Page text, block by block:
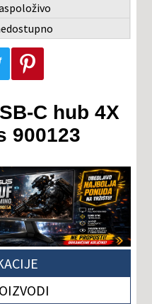
Podeli na Twitter-u Podeli na Pinterest-u
C hub 4X
900123